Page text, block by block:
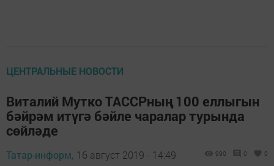
ЦЕНТРАЛЬНЫЕ НОВОСТИ
Виталий Мутко ТАССРның 100 еллыгын
бәйрәм итүгә бәйле чаралар турында
сөйләде
Татар-информ, 16 август 2019 - 14:49 990 0 0